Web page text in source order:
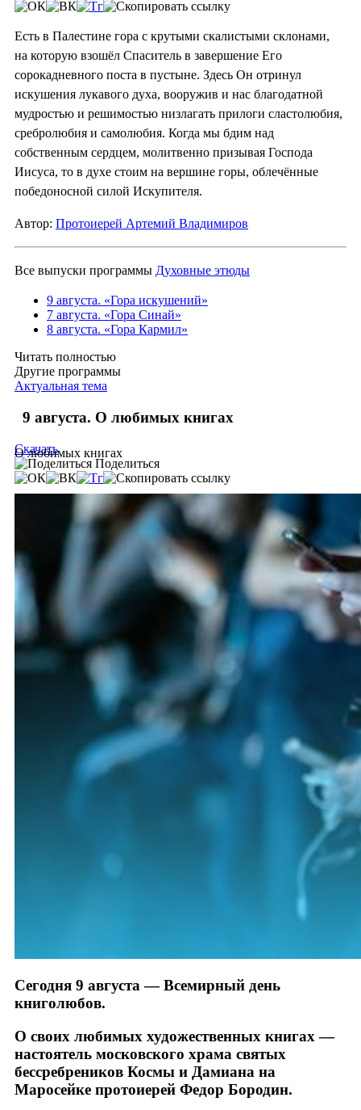
Есть в Палестине гора с крутыми скалистыми склонами,
на которую взошёл Спаситель в завершение Его
сорокадневного поста в пустыне. Здесь Он отринул
искушения лукавого духа, вооружив и нас благодатной
мудростью и решимостью низлагать прилоги сластолюбия,
сребролюбия и самолюбия. Когда мы бдим над
собственным сердцем, молитвенно призывая Господа
Иисуса, то в духе стоим на вершине горы, облечённые
победоносной силой Искупителя.
Автор: Протоиерей Артемий Владимиров
Все выпуски программы Духовные этюды
9 августа. «Гора искушений»
7 августа. «Гора Синай»
8 августа. «Гора Кармил»
Читать полностью
Другие программы
Актуальная тема
9 августа. О любимых книгах
О любимых книгах
Скачать
Поделиться
Сегодня 9 августа — Всемирный день
книголюбов.
О своих любимых художественных книгах —
настоятель московского храма святых
бессребреников Космы и Дамиана на
Маросейке протоиерей Федор Бородин.